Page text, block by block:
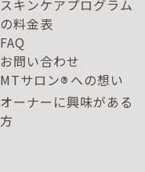
スキンケアプログラム
の料金表
FAQ
お問い合わせ
MTサロン® への想い
オーナーに興味がある
方